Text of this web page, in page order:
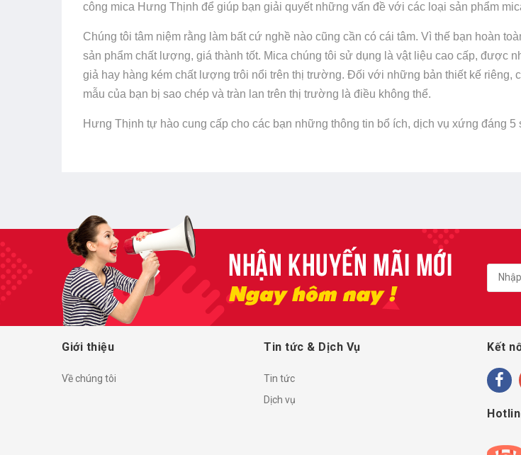
công mica Hưng Thịnh để giúp bạn giải quyết những vấn đề với các loại sản phẩm
Chúng tôi tâm niệm rằng làm bất cứ nghề nào cũng cần có cái tâm. Vì thế bạn hoàn
sản phẩm chất lượng, giá thành tốt. Mica chúng tôi sử dụng là vật liệu cao cấp, được
giả hay hàng kém chất lượng trôi nổi trên thị trường. Đối với những bản thiết kế riêng,
mẫu của bạn bị sao chép và tràn lan trên thị trường là điều không thể.
Hưng Thịnh tự hào cung cấp cho các bạn những thông tin bổ ích, dịch vụ xứng đáng
Giới thiệu
Về chúng tôi
Tin tức & Dịch Vụ
Tin tức
Dịch vụ
Kết